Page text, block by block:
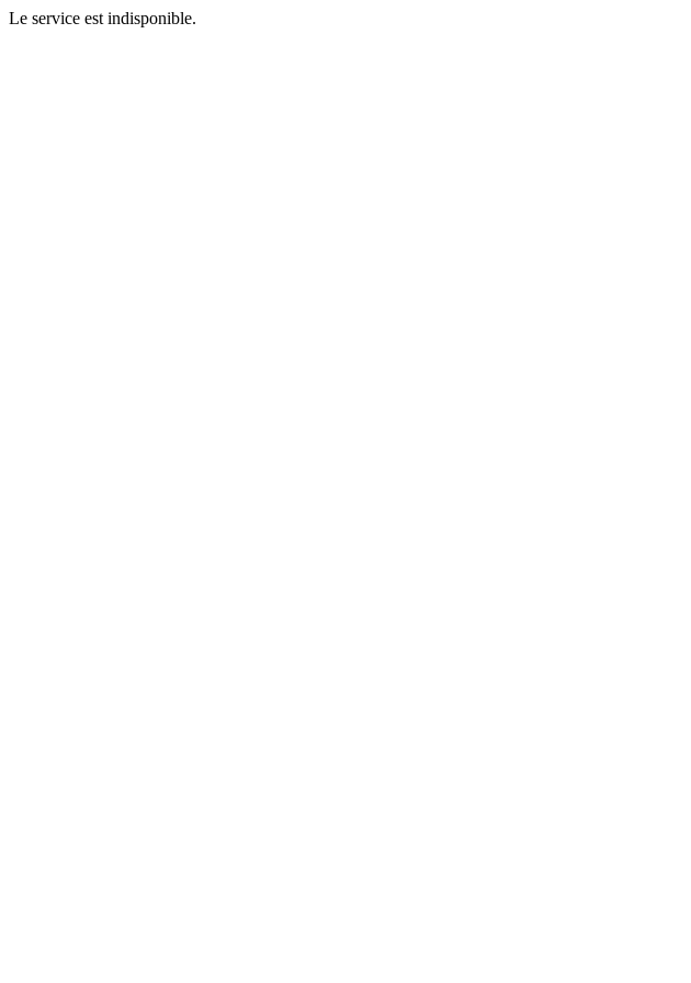
Le service est indisponible.